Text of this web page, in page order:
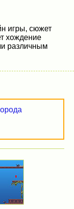
игры, сюжет
хождение
различным